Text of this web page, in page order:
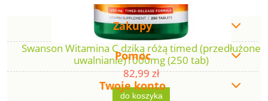
Swanson Witamina C dziką różą timed (przedłużone
uwalnianie)1000mg (250 tab)
82,99 zł
do koszyka
Zakupy
Pomoc
Twoje konto